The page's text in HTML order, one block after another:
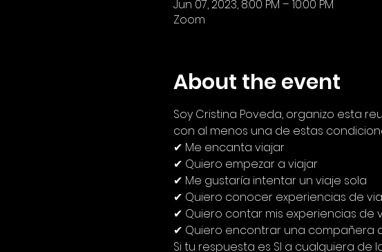
Jun 07, 2023, 8:00 PM – 10:00 PM
Zoom
About the event
Soy Cristina Poveda, organizo esta
con al menos una de estas
✔ Me encanta viajar
✔ Quiero empezar a viajar
✔ Me gustaría intentar un viaje sola
✔ Quiero conocer experiencias de
✔ Quiero contar mis experiencias de
✔ Quiero encontrar una compañera
Si tu respuesta es SI a cualquiera de